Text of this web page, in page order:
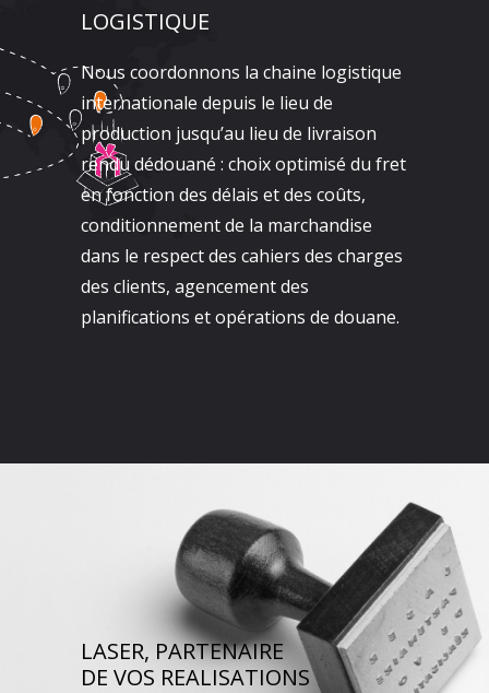
LOGISTIQUE
Nous coordonnons la chaine logistique
internationale depuis le lieu de
production jusqu’au lieu de livraison
rendu dédouané : choix optimisé du fret
en fonction des délais et des coûts,
conditionnement de la marchandise
dans le respect des cahiers des charges
des clients, agencement des
planifications et opérations de douane.
LASER, PARTENAIRE
DE VOS REALISATIONS